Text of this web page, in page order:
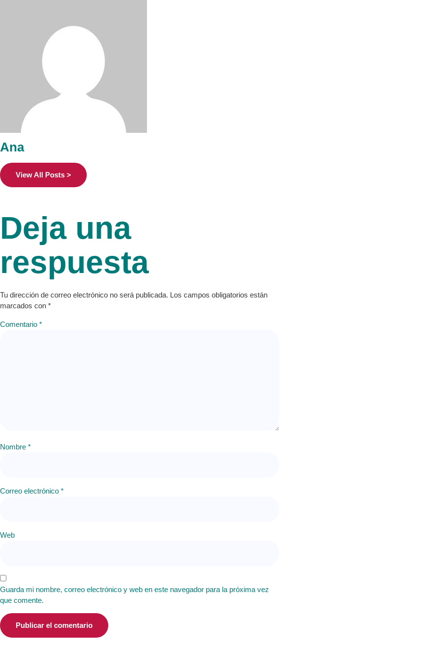
Ana
View All Posts >
Deja una
respuesta
Tu dirección de correo electrónico no será publicada. Los campos obligatorios están
marcados con *
Comentario *
Nombre *
Correo electrónico *
Web
Guarda mi nombre, correo electrónico y web en este navegador para la próxima vez
que comente.